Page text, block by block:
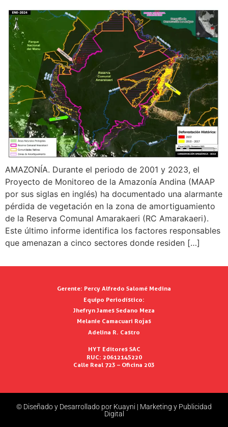
AMAZONÍA. Durante el periodo de 2001 y 2023, el
Proyecto de Monitoreo de la Amazonía Andina (MAAP
por sus siglas en inglés) ha documentado una alarmante
pérdida de vegetación en la zona de amortiguamiento
de la Reserva Comunal Amarakaeri (RC Amarakaeri).
Este último informe identifica los factores responsables
que amenazan a cinco sectores donde residen […]
Gerente: Percy Alfredo Salomé Medina
Equipo Periodístico:
Jhefryn James Sedano Meza
Melanie Camacuari Rojas
Adelina R. Castro
HYT Editores SAC
RUC: 20612145220
Calle Real 723 – Oficina 203
© Diseñado y Desarrollado por Kuayni | Marketing y Publicidad
Digital